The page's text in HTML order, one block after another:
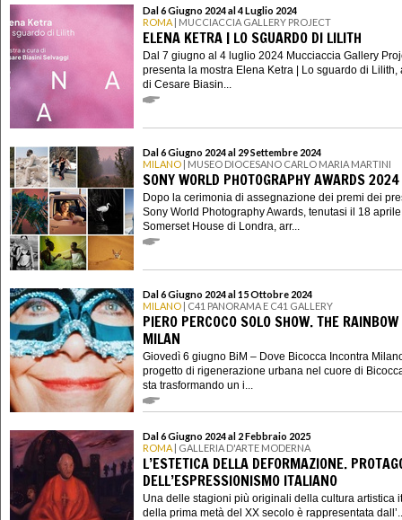
Dal 6 Giugno 2024 al 4 Luglio 2024
ROMA | MUCCIACCIA GALLERY PROJECT
ELENA KETRA | LO SGUARDO DI LILITH
Dal 7 giugno al 4 luglio 2024 Mucciaccia Gallery
presenta la mostra Elena Ketra | Lo sguardo di Lilith,
di Cesare Biasin...
Dal 6 Giugno 2024 al 29 Settembre 2024
MILANO | MUSEO DIOCESANO CARLO MARIA MARTINI
SONY WORLD PHOTOGRAPHY AWARDS 2024
Dopo la cerimonia di assegnazione dei premi ​dei
Sony World Photography Awards, tenutasi il 18
Somerset House di Londra, arr...
Dal 6 Giugno 2024 al 15 Ottobre 2024
MILANO | C41 PANORAMA E C41 GALLERY
PIERO PERCOCO SOLO SHOW. THE
MILAN
Giovedì 6 giugno BiM – Dove Bicocca Incontra
progetto di rigenerazione urbana nel cuore di
sta trasformando un i...
Dal 6 Giugno 2024 al 2 Febbraio 2025
ROMA | GALLERIA D'ARTE MODERNA
L’ESTETICA DELLA DEFORMAZIONE.
DELL’ESPRESSIONISMO ITALIANO
Una delle stagioni più originali della cultura artistica
della prima metà del XX secolo è rappresentata